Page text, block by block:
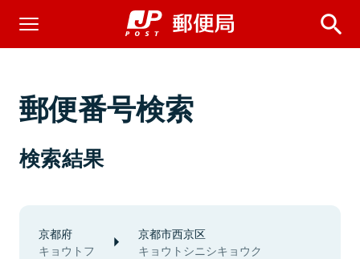
郵便番号検索
検索結果
京都府
キョウトフ
京都市西京区
キョウトシニシキョウク